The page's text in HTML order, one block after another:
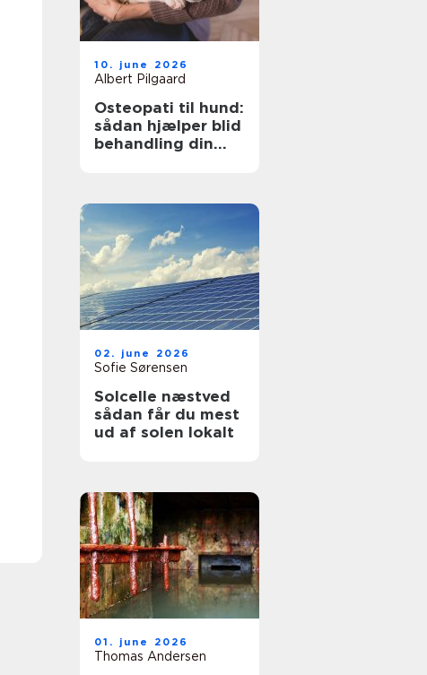
10. june 2026
Albert Pilgaard
Osteopati til hund:
sådan hjælper blid
behandling din
02. june 2026
Sofie Sørensen
Solcelle næstved
sådan får du mest
ud af solen lokalt
01. june 2026
Thomas Andersen